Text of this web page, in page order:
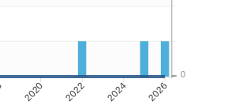
2020 2022 2024 2026
0